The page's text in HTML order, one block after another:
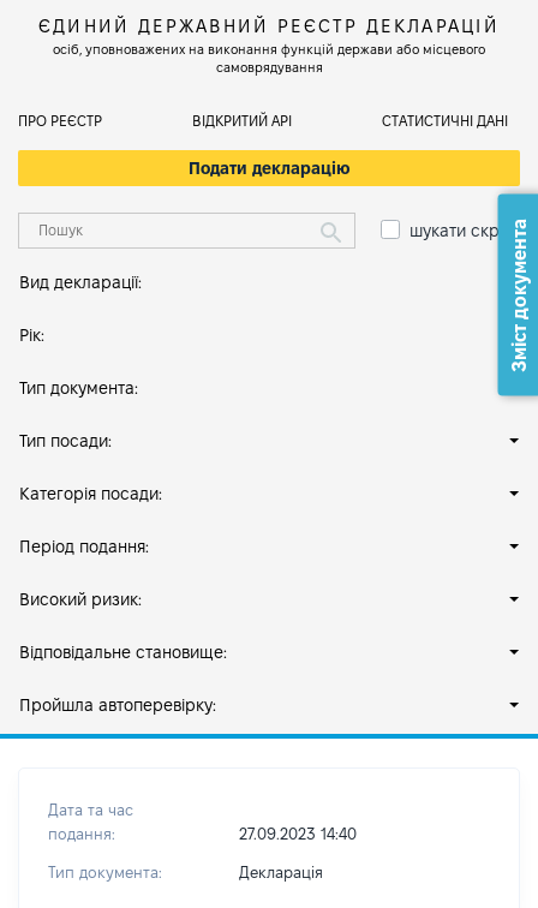
ЄДИНИЙ ДЕРЖАВНИЙ РЕЄСТР ДЕКЛАРАЦІЙ
осіб, уповноважених на виконання функцій держави або місцевого
самоврядування
ПРО РЕЄСТР ВІДКРИТИЙ АРІ СТАТИСТИЧНІ ДАНІ
Подати декларацію
шукати скрізь
Вид декларації:
Рік:
Тип документа:
Тип посади:
Категорія посади:
Період подання:
Високий ризик:
Відповідальне становище:
Пройшла автоперевірку:
Дата та час
подання:
27.09.2023 14:40
Тип документа: Декларація
Зміст документа